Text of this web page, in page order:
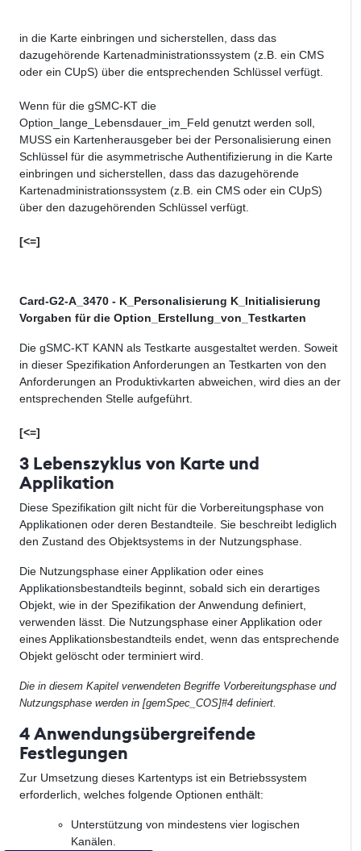
in die Karte einbringen und sicherstellen, dass das
dazugehörende Kartenadministrationssystem (z.B. ein CMS
oder ein CUpS) über die entsprechenden Schlüssel verfügt.
Wenn für die gSMC-KT die
Option_lange_Lebensdauer_im_Feld genutzt werden soll,
MUSS ein Kartenherausgeber bei der Personalisierung einen
Schlüssel für die asymmetrische Authentifizierung in die Karte
einbringen und sicherstellen, dass das dazugehörende
Kartenadministrationssystem (z.B. ein CMS oder ein CUpS)
über den dazugehörenden Schlüssel verfügt.
[<=]
Card-G2-A_3470 - K_Personalisierung K_Initialisierung
Vorgaben für die Option_Erstellung_von_Testkarten
Die gSMC-KT KANN als Testkarte ausgestaltet werden. Soweit
in dieser Spezifikation Anforderungen an Testkarten von den
Anforderungen an Produktivkarten abweichen, wird dies an der
entsprechenden Stelle aufgeführt.
[<=]
3 Lebenszyklus von Karte und
Applikation
Diese Spezifikation gilt nicht für die Vorbereitungsphase von
Applikationen oder deren Bestandteile. Sie beschreibt lediglich
den Zustand des Objektsystems in der Nutzungsphase.
Die Nutzungsphase einer Applikation oder eines
Applikationsbestandteils beginnt, sobald sich ein derartiges
Objekt, wie in der Spezifikation der Anwendung definiert,
verwenden lässt. Die Nutzungsphase einer Applikation oder
eines Applikationsbestandteils endet, wenn das entsprechende
Objekt gelöscht oder terminiert wird.
Die in diesem Kapitel verwendeten Begriffe Vorbereitungsphase und
Nutzungsphase werden in [gemSpec_COS]#4 definiert.
4 Anwendungsübergreifende
Festlegungen
Zur Umsetzung dieses Kartentyps ist ein Betriebssystem
erforderlich, welches folgende Optionen enthält:
Unterstützung von mindestens vier logischen
Kanälen.